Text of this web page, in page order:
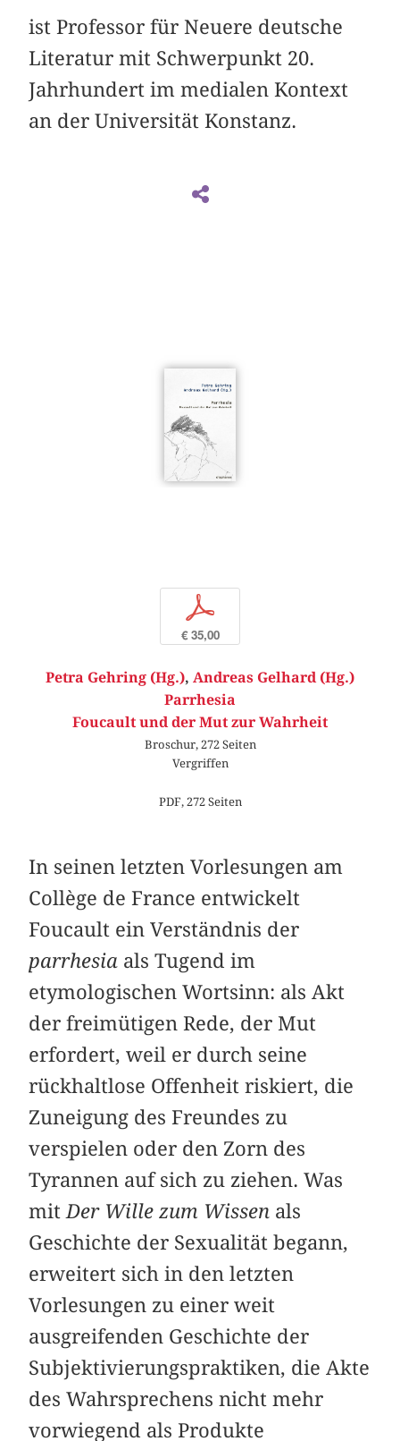
ist Professor für Neuere deutsche
Literatur mit Schwerpunkt 20.
Jahrhundert im medialen Kontext
an der Universität Konstanz.
p
€ 35,00
Petra Gehring (Hg.), Andreas Gelhard (Hg.)
Parrhesia
Foucault und der Mut zur Wahrheit
Broschur, 272 Seiten
Vergriffen
PDF, 272 Seiten
In seinen letzten Vorlesungen am
Collège de France entwickelt
Foucault ein Verständnis der
parrhesia als Tugend im
etymologischen Wortsinn: als Akt
der freimütigen Rede, der Mut
erfordert, weil er durch seine
rückhaltlose Offenheit riskiert, die
Zuneigung des Freundes zu
verspielen oder den Zorn des
Tyrannen auf sich zu ziehen. Was
mit Der Wille zum Wissen als
Geschichte der Sexualität begann,
erweitert sich in den letzten
Vorlesungen zu einer weit
ausgreifenden Geschichte der
Subjektivierungspraktiken, die Akte
des Wahrsprechens nicht mehr
vorwiegend als Produkte